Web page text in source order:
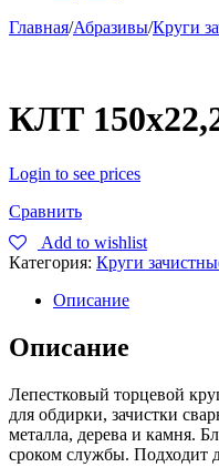
Главная/Абразивы/Круги
КЛТ
Login to see prices
Сравнить
Add to wishlist
Категория: Круги
Описание
Описание
Лепестковый торцевой
для обдирки, зачистки
металла, дерева и камня.
сроком службы. Подходит